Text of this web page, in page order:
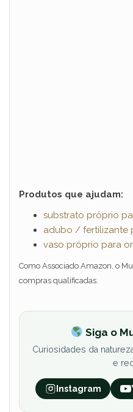
Produtos que ajudam:
substrato próprio
adubo / fertilizante
vaso próprio para
Como Associado Amazon, o
compras qualificadas.
Siga o
Curiosidades da
e
Instagram